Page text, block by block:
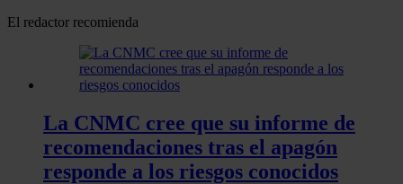
El redactor recomienda
La CNMC cree que su informe de
recomendaciones tras el apagón
responde a los riesgos conocidos